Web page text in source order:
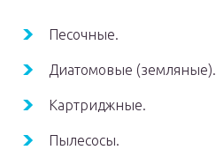
Песочные.
Диатомовые (земляные).
Картриджные.
Пылесосы.